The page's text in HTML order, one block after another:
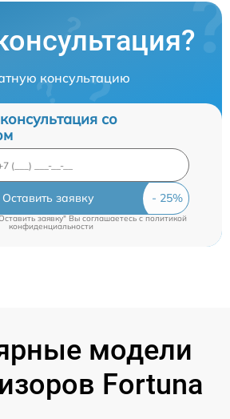
консультацию
со
Оставить заявку
заявку" Вы соглашаетесь c политикой
конфиденциальности
модели
Fortuna